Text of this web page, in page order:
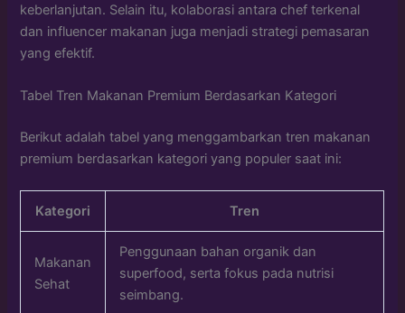
keberlanjutan. Selain itu, kolaborasi antara chef terkenal
dan influencer makanan juga menjadi strategi pemasaran
yang efektif.
Tabel Tren Makanan Premium Berdasarkan Kategori
Berikut adalah tabel yang menggambarkan tren makanan
premium berdasarkan kategori yang populer saat ini:
Kategori Tren
Makanan
Sehat
Penggunaan bahan organik dan
superfood, serta fokus pada nutrisi
seimbang.